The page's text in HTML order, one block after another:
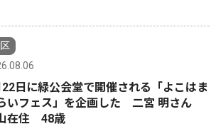
22日に緑公会堂で開催される「よこはま
いフェス」を企画した 二宮 明さん
在住 48歳